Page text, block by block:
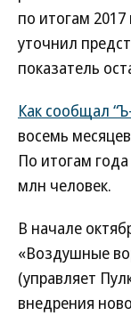
по итогам
уточнил
показатель
Как сообщал
восемь
По итогам
млн человек.
В начале
«Воздушные
(управляет
внедрения